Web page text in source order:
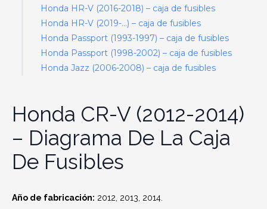
Honda HR-V (2016-2018) – caja de fusibles
Honda HR-V (2019-…) – caja de fusibles
Honda Passport (1993-1997) – caja de fusibles
Honda Passport (1998-2002) – caja de fusibles
Honda Jazz (2006-2008) – caja de fusibles
Honda CR-V (2012-2014)
– Diagrama De La Caja
De Fusibles
Año de fabricación: 2012, 2013, 2014.